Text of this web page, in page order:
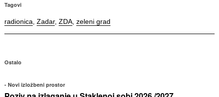
Tagovi
radionica Zadar, ZDA, zeleni grad
Ostalo
Novi izložbeni prostor